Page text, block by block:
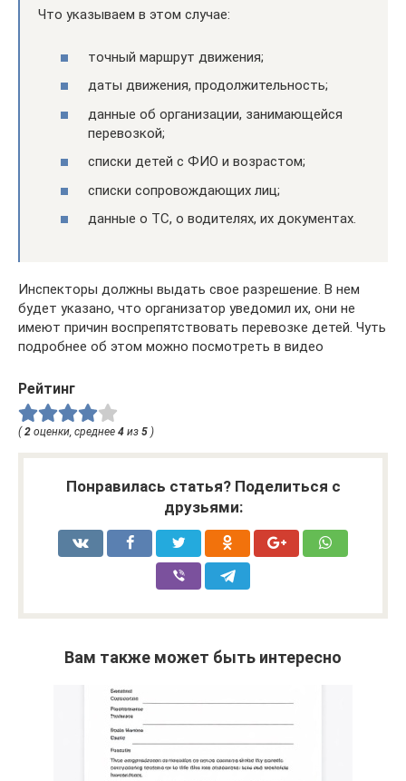
Что указываем в этом случае:
точный маршрут движения;
даты движения, продолжительность;
данные об организации, занимающейся
перевозкой;
списки детей с ФИО и возрастом;
списки сопровождающих лиц;
данные о ТС, о водителях, их документах.
Инспекторы должны выдать свое разрешение. В нем
будет указано, что организатор уведомил их, они не
имеют причин воспрепятствовать перевозке детей. Чуть
подробнее об этом можно посмотреть в видео
Рейтинг
( 2 оценки, среднее 4 из 5 )
Понравилась статья? Поделиться с
друзьями:
Вам также может быть интересно